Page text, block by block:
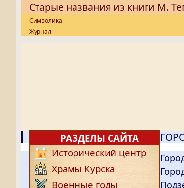
Старые названия из книги М.
Символика
Журнал
РАЗДЕЛЫ САЙТА
Исторический центр
Храмы Курска
Военные годы